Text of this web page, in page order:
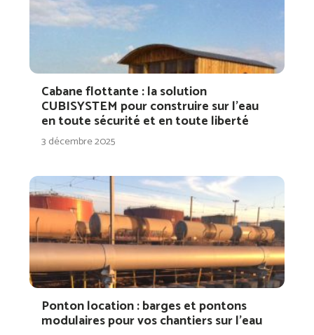
Cabane flottante : la solution
CUBISYSTEM pour construire sur l’eau
en toute sécurité et en toute liberté
3 décembre 2025
Ponton location : barges et pontons
modulaires pour vos chantiers sur l’eau